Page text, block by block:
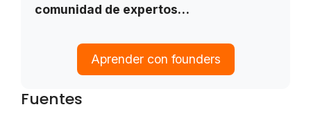
comunidad de expertos…
Aprender con founders
Fuentes